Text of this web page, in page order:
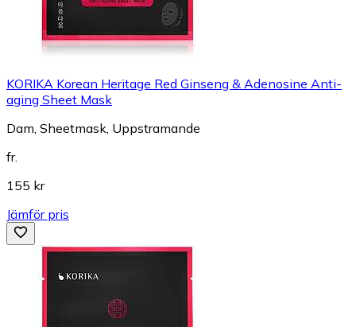
KORIKA Korean Heritage Red Ginseng & Adenosine Anti-
aging Sheet Mask
Dam, Sheetmask, Uppstramande
fr.
155 kr
Jämför pris